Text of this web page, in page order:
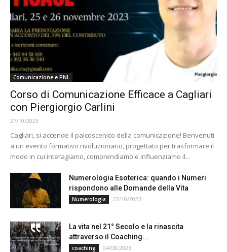
Comunicazione e PNL
Corso di Comunicazione Efficace a Cagliari
con Piergiorgio Carlini
27/10/2023
Cagliari, si accende il palcoscenico della comunicazione! Benvenuti
a un evento formativo rivoluzionario, progettato per trasformare il
modo in cui interagiamo, comprendiamo e influenziamo il...
Numerologia Esoterica: quando i Numeri
rispondono alle Domande della Vita
Numerologia 22/10/2023
La vita nel 21° Secolo e la rinascita
attraverso il Coaching...
coaching 04/08/2023